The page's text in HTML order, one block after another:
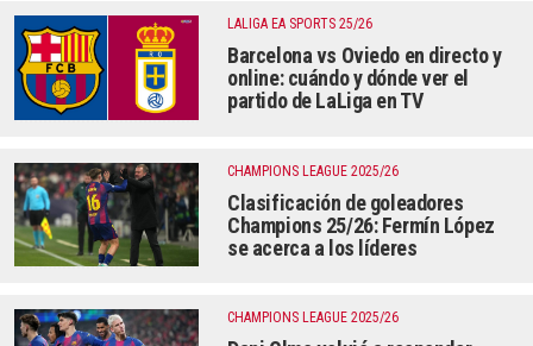
LALIGA EA SPORTS 25/26
Barcelona vs Oviedo en directo y
online: cuándo y dónde ver el
partido de LaLiga en TV
CHAMPIONS LEAGUE 2025/26
Clasificación de goleadores
Champions 25/26: Fermín López
se acerca a los líderes
CHAMPIONS LEAGUE 2025/26